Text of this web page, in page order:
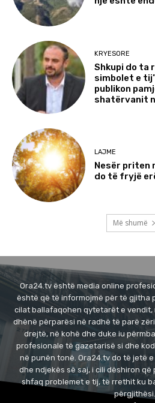
KRYESORE
Shkupi do ta
simbolet e
publikon
shatërvanit
LAJME
Nesër priten
do të fryjë
Më shumë
Ora24.tv është media online
është që të informojmë për të gjitha
cilat ballafaqohen qytetarët e vendit,
dhënë përparësi në radhë të parë
drejtë, në kohë dhe duke iu
profesionale të gazetarisë si dhe
në punën tonë. Ora24.tv do të jetë
dhe ndjekës së saj, i cili dëshiron
shfaq problemet e tij, të rrethit ku
përgjithësi.